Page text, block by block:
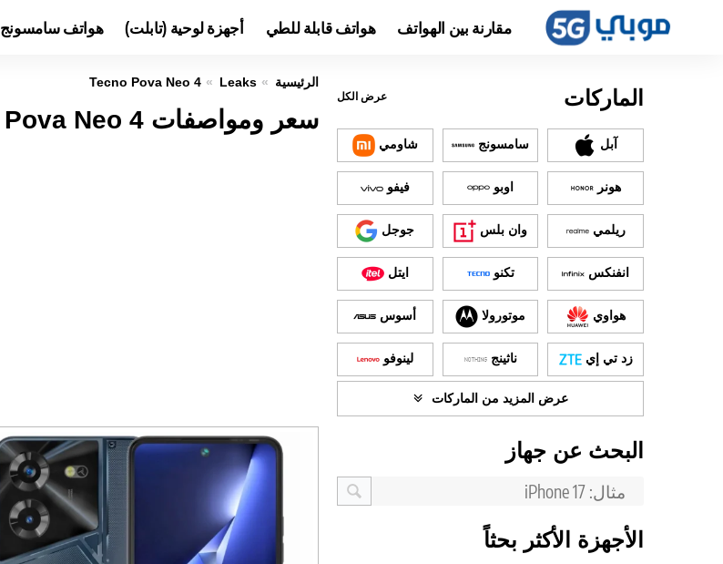
مقارنة بين الهواتف هواتف قابلة للطي أجهزة لوحية (تابلت) هواتف سامسونج
الرئيسية Leaks
Tecno Pova Neo 4
سعر ومواصفات Tecno Pova Neo 4 عيوب ومميزات
الماركات عرض الكل
آبل سامسونج شاومي
هونر اوبو فيفو
ريلمي وان بلس جوجل
انفنكس تكنو ايتل
هواوي موتورولا أسوس
زد تي إي ناثينج لينوفو
عرض المزيد من الماركات
البحث عن جهاز
الأجهزة الأكثر بحثاً